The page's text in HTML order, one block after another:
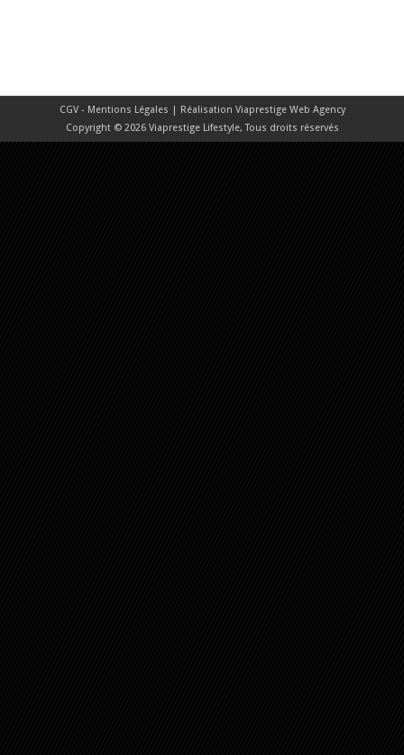
CGV - Mentions Légales | Réalisation Viaprestige Web Agency
Copyright © 2026 Viaprestige Lifestyle, Tous droits réservés